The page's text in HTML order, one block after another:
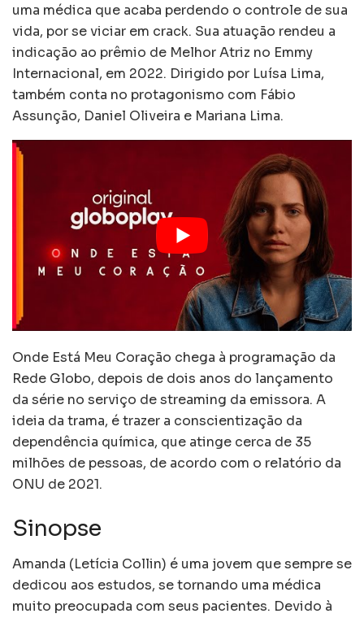
uma médica que acaba perdendo o controle de sua
vida, por se viciar em crack. Sua atuação rendeu a
indicação ao prêmio de Melhor Atriz no Emmy
Internacional, em 2022. Dirigido por Luísa Lima,
também conta no protagonismo com Fábio
Assunção, Daniel Oliveira e Mariana Lima.
Onde Está Meu Coração chega à programação da
Rede Globo, depois de dois anos do lançamento
da série no serviço de streaming da emissora. A
ideia da trama, é trazer a conscientização da
dependência química, que atinge cerca de 35
milhões de pessoas, de acordo com o relatório da
ONU de 2021.
Sinopse
Amanda (Letícia Collin) é uma jovem que sempre se
dedicou aos estudos, se tornando uma médica
muito preocupada com seus pacientes. Devido à